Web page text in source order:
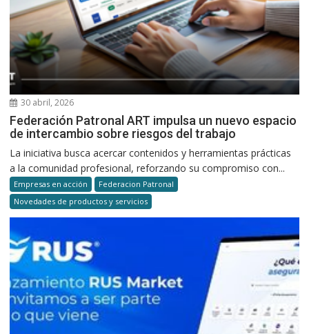
30 abril, 2026
Federación Patronal ART impulsa un nuevo espacio
de intercambio sobre riesgos del trabajo
La iniciativa busca acercar contenidos y herramientas prácticas
a la comunidad profesional, reforzando su compromiso con...
Empresas en acción
Federacion Patronal
Novedades de productos y servicios